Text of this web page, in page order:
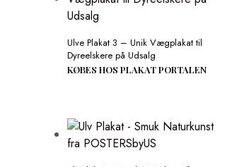
Ulve Plakat 3 – Unik Vægplakat til
Dyreelskere på Udsalg
KØBES HOS PLAKAT PORTALEN